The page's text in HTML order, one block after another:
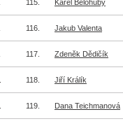
115. Karel Bělohubý
116. Jakub Valenta
117. Zdeněk Dědičík
118. Jiří Králík
119. Dana Teichmanová